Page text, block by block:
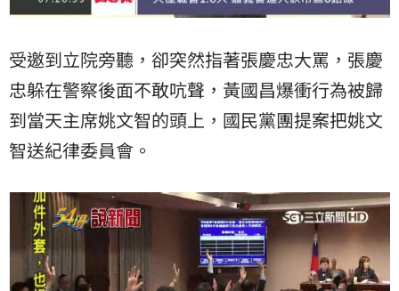
受邀到立院旁聽，卻突然指著張慶忠大罵，張慶
忠躲在警察後面不敢吭聲，黃國昌爆衝行為被歸
到當天主席姚文智的頭上，國民黨團提案把姚文
智送紀律委員會。